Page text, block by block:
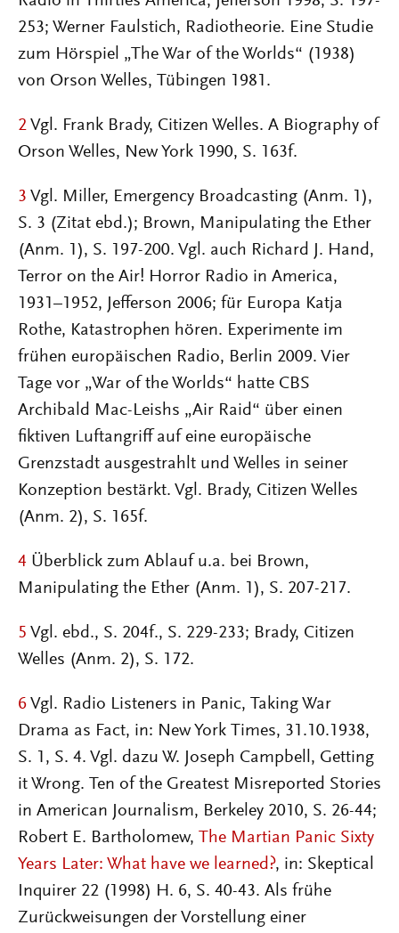
253; Werner Faulstich, Radiotheorie. Eine Studie
zum Hörspiel „The War of the Worlds“ (1938)
von Orson Welles, Tübingen 1981.
2 Vgl. Frank Brady, Citizen Welles. A Biography of
Orson Welles, New York 1990, S. 163f.
3 Vgl. Miller, Emergency Broadcasting (Anm. 1),
S. 3 (Zitat ebd.); Brown, Manipulating the Ether
(Anm. 1), S. 197-200. Vgl. auch Richard J. Hand,
Terror on the Air! Horror Radio in America,
1931–1952, Jefferson 2006; für Europa Katja
Rothe, Katastrophen hören. Experimente im
frühen europäischen Radio, Berlin 2009. Vier
Tage vor „War of the Worlds“ hatte CBS
Archibald Mac-Leishs „Air Raid“ über einen
fiktiven Luftangriff auf eine europäische
Grenzstadt ausgestrahlt und Welles in seiner
Konzeption bestärkt. Vgl. Brady, Citizen Welles
(Anm. 2), S. 165f.
4 Überblick zum Ablauf u.a. bei Brown,
Manipulating the Ether (Anm. 1), S. 207-217.
5 Vgl. ebd., S. 204f., S. 229-233; Brady, Citizen
Welles (Anm. 2), S. 172.
6 Vgl. Radio Listeners in Panic, Taking War
Drama as Fact, in: New York Times, 31.10.1938,
S. 1, S. 4. Vgl. dazu W. Joseph Campbell, Getting
it Wrong. Ten of the Greatest Misreported Stories
in American Journalism, Berkeley 2010, S. 26-44;
Robert E. Bartholomew, The Martian Panic Sixty
Years Later: What have we learned?, in: Skeptical
Inquirer 22 (1998) H. 6, S. 40-43. Als frühe
Zurückweisungen der Vorstellung einer